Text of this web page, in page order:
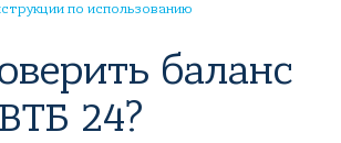
по использованию
баланс
24?